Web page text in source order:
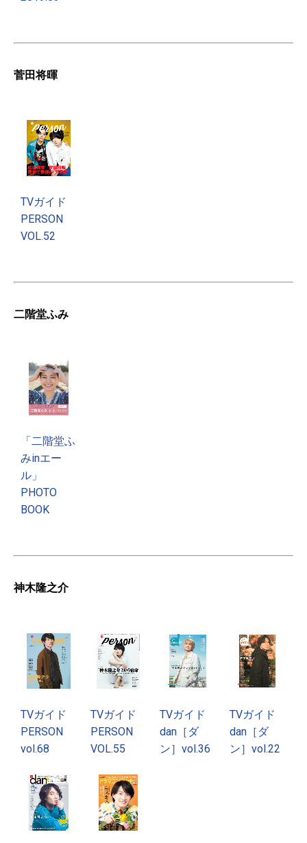
菅田将暉
TVガイド
PERSON
VOL.52
二階堂ふみ
「二階堂ふ
みinエー
ル」
PHOTO
BOOK
神木隆之介
TVガイド
PERSON
vol.68
TVガイド
PERSON
VOL.55
TVガイド
dan［ダ
ン］vol.36
TVガイド
dan［ダ
ン］vol.22